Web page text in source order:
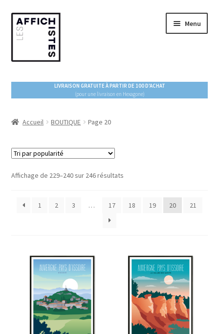
Aller
la
Aller
au
contenu
Menu
BOUTIQUE
Ouvrir
ESPACE PRO
À PROPOS
BLOG !
LIVRAISON GRATUITE À PARTIR DE 100 D'ACHAT
(pour une livraison en Hexagone)
Accueil BOUTIQUE Page 20
Affichage de 229–240 sur 246 résultatsTrié
1
2 3 … 17 18 19 20 21